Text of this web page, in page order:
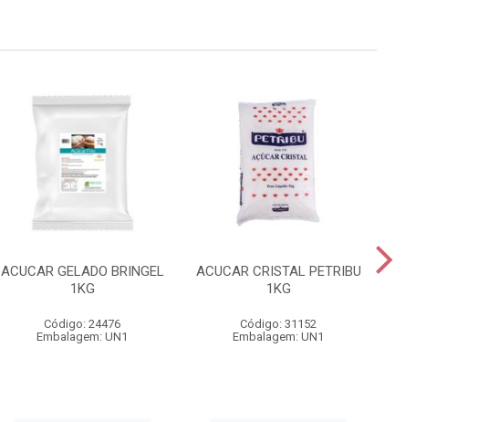
ACUCAR GELADO BRINGEL
1KG
Código: 24476
Embalagem: UN1
ACUCAR CRISTAL PETRIBU
1KG
Código: 31152
Embalagem: UN1